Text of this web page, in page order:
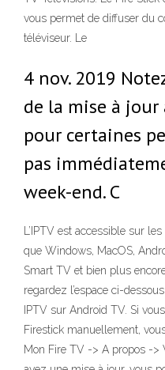
vous permet de diffuser du
téléviseur. Le
4 nov. 2019
de la mise à
pour certaines
pas
week-end. C
L’IPTV est accessible sur
que Windows, MacOS,
Smart TV et bien plus
regardez l’espace ci-
IPTV sur Android TV. Si
Firestick manuellement,
Mon Fire TV -> A propos ->